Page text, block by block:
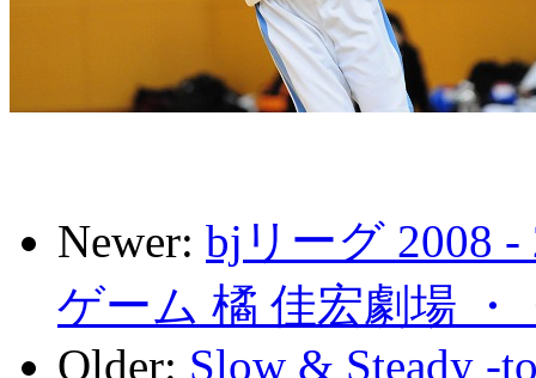
Newer: bjリーグ 2008
ゲーム 橘 佳宏劇場 ・
Older: Slow & Steady -